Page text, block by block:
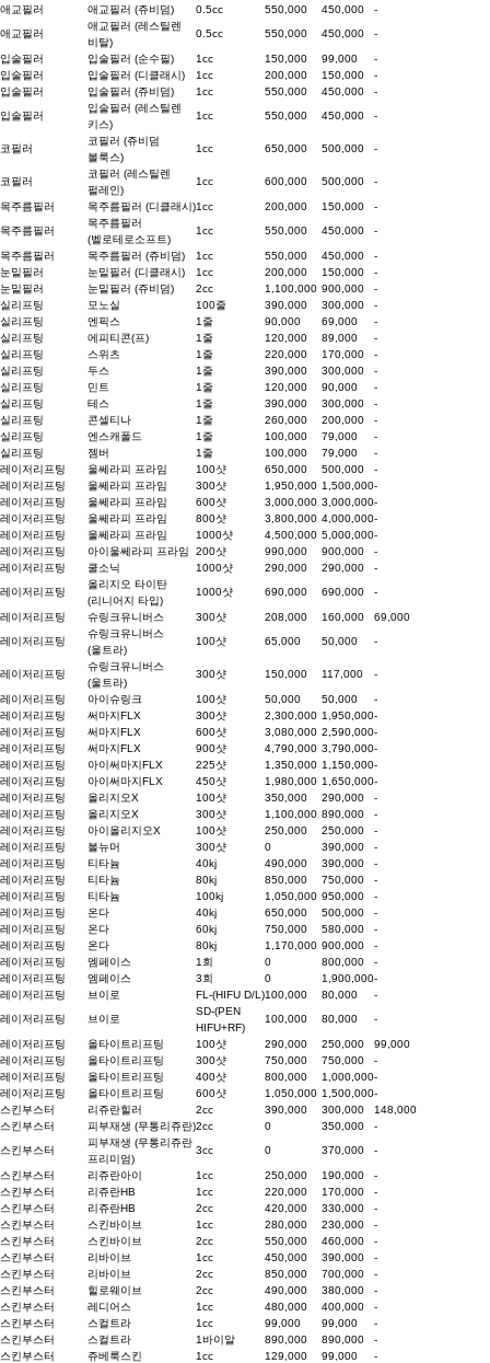
애교필러
애교필러 (쥬비덤) 0.5cc 550,000 450,000
-
애교필러
애교필러 (레스틸렌
비탈)
0.5cc 550,000 450,000 -
입술필러 입술필러 (순수필) 1cc 150,000 99,000
-
입술필러
입술필러 (디클래시) 1cc 200,000 150,000
-
입술필러
입술필러 (쥬비덤) 1cc 550,000 450,000
-
입술필러
입술필러 (레스틸렌
키스)
1cc 550,000 450,000 -
코필러
코필러 (쥬비덤
볼룩스)
1cc 650,000 500,000 -
코필러
코필러 (레스틸렌
펄레인)
1cc 600,000 500,000 -
목주름필러 목주름필러 (디클래시)1cc 200,000 150,000
-
목주름필러
목주름필러
(벨로테로소프트)
1cc 550,000 450,000 -
목주름필러 목주름필러 (쥬비덤) 1cc 550,000 450,000
-
눈밑필러
눈밑필러 (디클래시) 1cc 200,000 150,000
-
눈밑필러
눈밑필러 (쥬비덤) 2cc 1,100,000 900,000
-
실리프팅
모노실 100줄 390,000 300,000
-
실리프팅
엔픽스 1줄 90,000 69,000
-
실리프팅
에피티콘(프) 1줄 120,000 89,000
-
실리프팅
스위츠 1줄 220,000 170,000
-
실리프팅
두스 1줄 390,000 300,000
-
실리프팅
민트 1줄 120,000 90,000
-
실리프팅
테스 1줄 390,000 300,000
-
실리프팅
콘셀티나 1줄 260,000 200,000
-
실리프팅
엔스캐폴드 1줄 100,000 79,000
-
실리프팅
젬버 1줄 100,000 79,000
-
레이저리프팅
울쎄라피 프라임 100샷 650,000 500,000
-
레이저리프팅
울쎄라피 프라임 300샷 1,950,000 1,500,000-
레이저리프팅
울쎄라피 프라임 600샷 3,000,000 3,000,000-
레이저리프팅
울쎄라피 프라임 800샷 3,800,000 4,000,000-
레이저리프팅
울쎄라피 프라임 1000샷 4,500,000 5,000,000-
레이저리프팅
아이울쎄라피 프라임 200샷 990,000 900,000
-
레이저리프팅
쿨소닉 1000샷 290,000 290,000
-
레이저리프팅
올리지오 타이탄
(리니어지 타입)
1000샷 690,000 690,000 -
레이저리프팅 슈링크유니버스 300샷 208,000 160,000
69,000
레이저리프팅
슈링크유니버스
(울트라)
100샷 65,000 50,000 -
레이저리프팅
슈링크유니버스
(울트라)
300샷 150,000 117,000 -
레이저리프팅 아이슈링크 100샷 50,000 50,000
-
레이저리프팅
써마지FLX 300샷 2,300,000 1,950,000-
레이저리프팅
써마지FLX 600샷 3,080,000 2,590,000-
레이저리프팅
써마지FLX 900샷 4,790,000 3,790,000-
레이저리프팅
아이써마지FLX 225샷 1,350,000 1,150,000-
레이저리프팅
아이써마지FLX 450샷 1,980,000 1,650,000-
레이저리프팅
올리지오X 100샷 350,000 290,000
-
레이저리프팅
올리지오X 300샷 1,100,000 890,000
-
레이저리프팅
아이올리지오X 100샷 250,000 250,000
-
레이저리프팅
볼뉴머 300샷 0 390,000
-
레이저리프팅
티타늄 40kj 490,000 390,000
-
레이저리프팅
티타늄 80kj 850,000 750,000
-
레이저리프팅
티타늄 100kj 1,050,000 950,000
-
레이저리프팅
온다 40kj 650,000 500,000
-
레이저리프팅
온다 60kj 750,000 580,000
-
레이저리프팅
온다 80kj 1,170,000 900,000
-
레이저리프팅
엠페이스 1회 0 800,000
-
레이저리프팅
엠페이스 3회 0 1,900,000-
레이저리프팅
브이로 FL-(HIFU D/L)100,000 80,000
-
레이저리프팅
브이로
SD-(PEN
HIFU+RF)
100,000 80,000 -
레이저리프팅 올타이트리프팅 100샷 290,000 250,000
99,000
레이저리프팅
올타이트리프팅 300샷 750,000 750,000
-
레이저리프팅
올타이트리프팅 400샷 800,000 1,000,000-
레이저리프팅
올타이트리프팅 600샷 1,050,000 1,500,000-
스킨부스터
리쥬란힐러 2cc 390,000 300,000
148,000
스킨부스터
피부재생 (무통리쥬란)2cc 0 350,000
-
스킨부스터
피부재생 (무통리쥬란
프리미엄)
3cc 0 370,000 -
스킨부스터 리쥬란아이 1cc 250,000 190,000
-
스킨부스터
리쥬란HB 1cc 220,000 170,000
-
스킨부스터
리쥬란HB 2cc 420,000 330,000
-
스킨부스터
스킨바이브 1cc 280,000 230,000
-
스킨부스터
스킨바이브 2cc 550,000 460,000
-
스킨부스터
리바이브 1cc 450,000 390,000
-
스킨부스터
리바이브 2cc 850,000 700,000
-
스킨부스터
힐로웨이브 2cc 490,000 380,000
-
스킨부스터
레디어스 1cc 480,000 400,000
-
스킨부스터
스컬트라 1cc 99,000 99,000
-
스킨부스터
스컬트라 1바이알 890,000 890,000
-
스킨부스터
쥬베룩스킨 1cc 129,000 99,000
-